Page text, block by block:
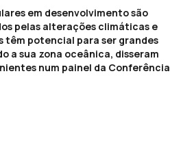
em desenvolvimento são
pelas alterações climáticas e
têm potencial para ser grandes
a sua zona oceânica, disseram
num painel da Conferência